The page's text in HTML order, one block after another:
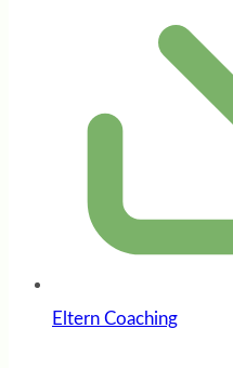
Eltern Coaching